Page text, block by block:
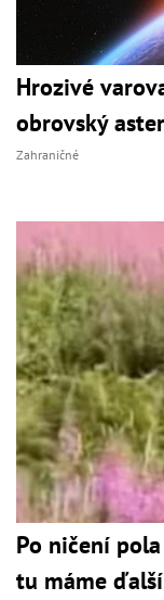
Hrozivé
obrovský
Zahraničné
Po ničení
tu máme